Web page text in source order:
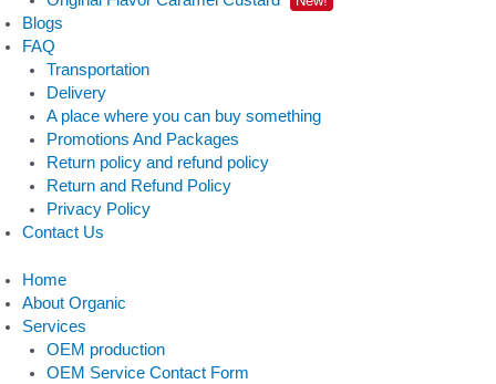
Blogs
FAQ
Transportation
Delivery
A place where you can buy something
Promotions And Packages
Return policy and refund policy
Return and Refund Policy
Privacy Policy
Contact Us
Home
About Organic
Services
OEM production
OEM Service Contact Form